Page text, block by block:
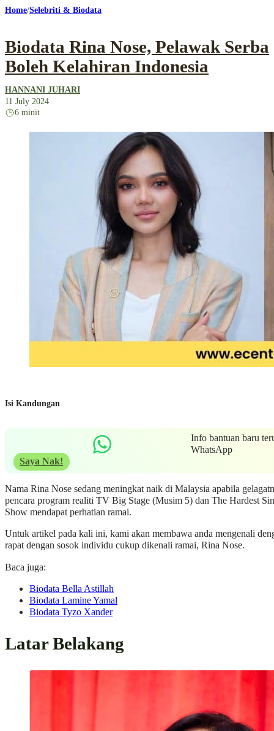
Home Selebriti & Biodata
Biodata Rina Nose, Pelawak Serba
Boleh Kelahiran Indonesia
HANNANI JUHARI
11 July 2024
6 minit
Isi Kandungan
Info bantuan baru
WhatsApp
Saya Nak!
Nama Rina Nose sedang meningkat naik di Malaysia apabila
pencara program realiti TV Big Stage (Musim 5) dan The Hardest
Show mendapat perhatian ramai.
Untuk artikel pada kali ini, kami akan membawa anda mengenali
rapat dengan sosok individu cukup dikenali ramai, Rina Nose.
Baca juga:
Biodata Bella Astillah
Biodata Lamine Yamal
Biodata Tyzo Xander
Latar Belakang